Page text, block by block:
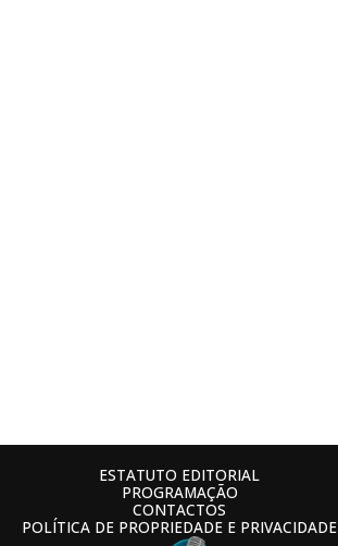
ESTATUTO EDITORIAL
PROGRAMAÇÃO
CONTACTOS
POLÍTICA DE PROPRIEDADE E PRIVACIDADE